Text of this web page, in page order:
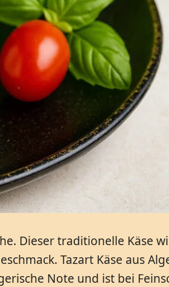
Dieser traditionelle Käse
Tazart Käse aus
Note und ist bei